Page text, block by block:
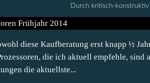
Durch kritisch-konstruktiv
diese Kaufberatung erst knapp ½
die ich aktuell empfehle, sind
die aktuellste...